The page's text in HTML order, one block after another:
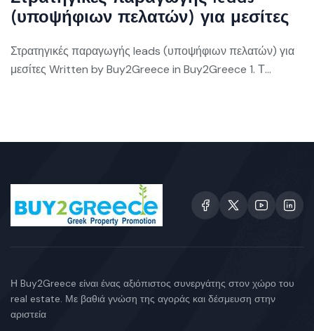
(υποψήφιων πελατών) για μεσίτες
Στρατηγικές παραγωγής leads (υποψήφιων πελατών) για
μεσίτες Written by Buy2Greece in Buy2Greece 1. Τ...
Η Buy2Greece είναι ένας αξιόπιστος συνεργάτης στον χώρο του
real estate. Με βαθιά γνώση της αγοράς και δέσμευση στην
αριστεία